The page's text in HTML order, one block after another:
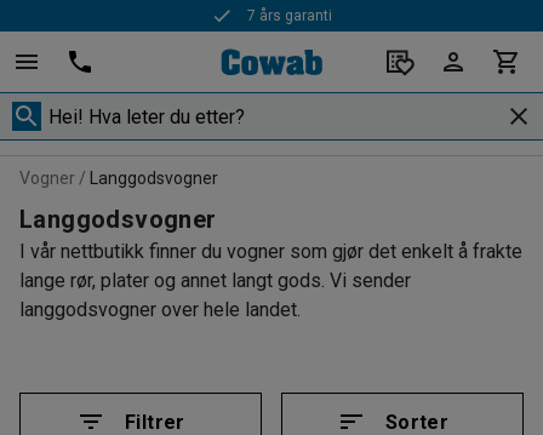
7 års garanti
Vogner Langgodsvogner
Langgodsvogner
I vår nettbutikk finner du vogner som gjør det enkelt å frakte
lange rør, plater og annet langt gods. Vi sender
langgodsvogner over hele landet.
Filtrer Sorter